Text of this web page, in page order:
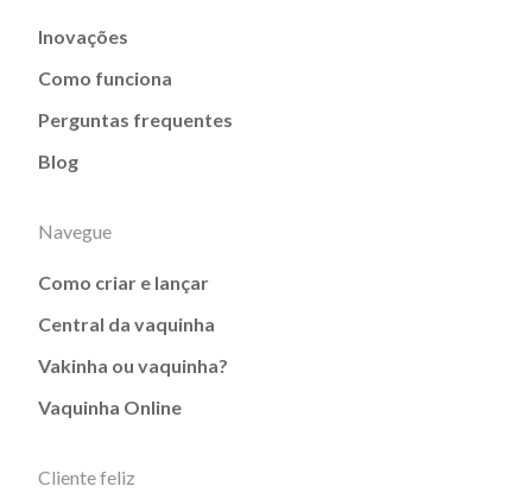
Inovações
Como funciona
Perguntas frequentes
Blog
Navegue
Como criar e lançar
Central da vaquinha
Vakinha ou vaquinha?
Vaquinha Online
Cliente feliz